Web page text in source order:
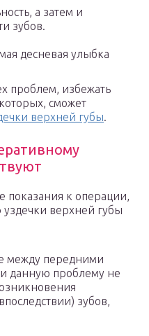
а затем и
зубов.
десневая улыбка
проблем, избежать
сможет
верхней губы.
показания к операции,
верхней губы
между передними
данную проблему не
зубов,